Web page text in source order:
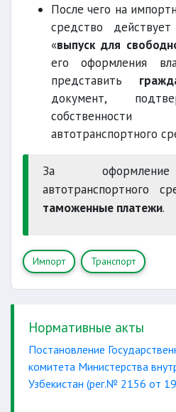
После чего на
средство
«выпуск для
его оформления
представить
документ,
собственности
автотранспортного
За
автотранспортного
таможенные платежи.
Импорт Транспорт
Нормативные акты
Постановление
комитета Министерства
Узбекистан (рег.№ 2156 от